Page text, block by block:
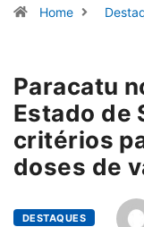
Home
Paracatu
Estado de
critérios
doses de
DESTAQUES